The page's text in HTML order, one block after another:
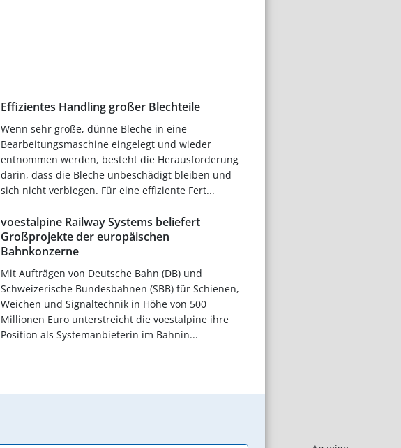
Effizientes Handling großer Blechteile
Wenn sehr große, dünne Bleche in eine
Bearbeitungsmaschine eingelegt und wieder
entnommen werden, besteht die Herausforderung
darin, dass die Bleche unbeschädigt bleiben und
sich nicht verbiegen. Für eine effiziente Fert...
voestalpine Railway Systems beliefert
Großprojekte der europäischen
Bahnkonzerne
Mit Aufträgen von Deutsche Bahn (DB) und
Schweizerische Bundesbahnen (SBB) für Schienen,
Weichen und Signaltechnik in Höhe von 500
Millionen Euro unterstreicht die voestalpine ihre
Position als Systemanbieterin im Bahnin...